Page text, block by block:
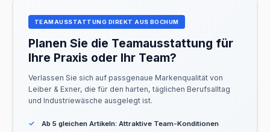
TEAMAUSSTATTUNG DIREKT AUS BOCHUM
Planen Sie die Teamausstattung für
Ihre Praxis oder Ihr Team?
Verlassen Sie sich auf passgenaue Markenqualität von
Leiber & Exner, die für den harten, täglichen Berufsalltag
und Industriewäsche ausgelegt ist.
Ab 5 gleichen Artikeln: Attraktive Team-Konditionen